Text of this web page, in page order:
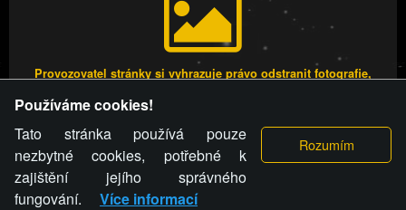
Provozovatel stránky si vyhrazuje právo odstranit fotografie,
stránky týče, ani osoba, která umístila fotografii nebo video na
stránku, nemůže z důvodu odstranění fotografie, videa nebo
komentáře pro výše uvedenou okolnost uplatnit vůči
provozovateli stránky žádný nárok na náhradu škody nebo
nemajetkové újmy.
Používáme cookies!
Tato stránka používá pouze
nezbytné cookies, potřebné k
zajištění jejího správného
fungování.
Více informací